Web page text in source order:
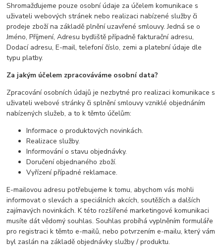
Shromažďujeme pouze osobní údaje za účelem komunikace s
uživateli webových stránek nebo realizaci nabízené služby či
prodeje zboží na základě plnění uzavřené smlouvy. Jedná se o
Jméno, Příjmení, Adresu bydliště případně fakturační adresu,
Dodací adresu, E-mail, telefoní číslo, zemi a platební údaje dle
typu platby.
Za jakým účelem zpracováváme osobní data?
Zpracování osobních údajů je nezbytné pro realizaci komunikace s
uživateli webové stránky či splnění smlouvy vzniklé objednáním
nabízených služeb, a to k těmto účelům:
Informace o produktových novinkách.
Realizace služby.
Informování o stavu objednávky.
Doručení objednaného zboží.
Vyřízení případné reklamace.
E-mailovou adresu potřebujeme k tomu, abychom vás mohli
informovat o slevách a speciálních akcích, soutěžích a dalších
zajímavých novinkách. K této rozšířené marketingové komunikaci
musíte dát vědomý souhlas. Souhlas probíhá vyplněním formuláře
pro registraci k těmto e-mailů, nebo potvrzením e-mailu, který vám
byl zaslán na základě objednávky služby / produktu.